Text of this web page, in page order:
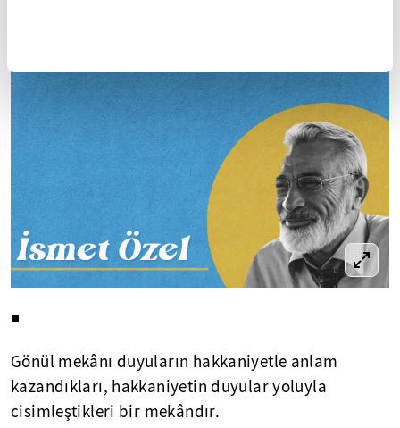
◾
Gönül mekânı duyuların hakkaniyetle anlam
kazandıkları, hakkaniyetin duyular yoluyla
cisimleştikleri bir mekândır.